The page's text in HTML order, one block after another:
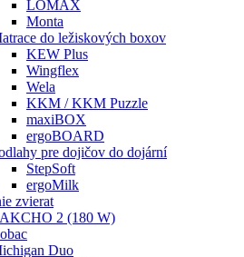
LOMAX
Monta
do ležiskových boxov
KEW Plus
Wingflex
Wela
KKM / KKM Puzzle
maxiBOX
ergoBOARD
pre dojičov do dojární
StepSoft
ergoMilk
zvierat
2 (180 W)
Duo